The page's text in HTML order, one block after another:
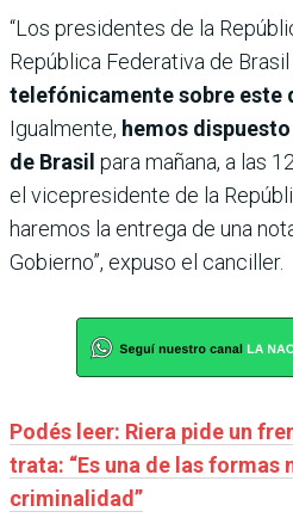
“Los presidentes de la
República Federativa de Brasil
telefónicamente sobre este
Igualmente, hemos
de Brasil para mañana, a las
el vicepresidente de la
haremos la entrega de una
Gobierno”, expuso el canciller.
Podés leer: Riera pide un
trata: “Es una de las formas
criminalidad”